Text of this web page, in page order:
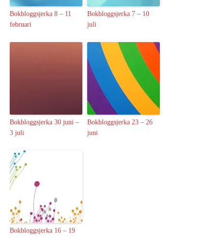
Bokbloggsjerka 8 – 11
februari
Bokbloggsjerka 7 – 10
juli
Bokbloggsjerka 30 juni –
3 juli
Bokbloggsjerka 23 – 26
juni
Bokbloggsjerka 16 – 19